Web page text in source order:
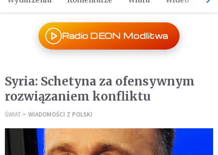
Radio DEON Modlitwa
Syria: Schetyna za ofensywnym
rozwiązaniem konfliktu
ŚWIAT WIADOMOŚCI Z POLSKI